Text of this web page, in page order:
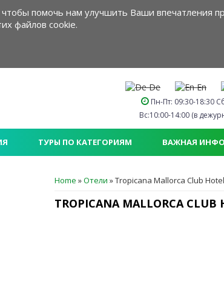
помочь нам улучшить Ваши впечатления
файлов cookie.
De En
Пн-Пт: 09:30-18:30
Вс:10:00-14:00 (в
ТУРЫ ПО КАТЕГОРИЯМ ВАЖНАЯ
ВЫ ЗДЕСЬ
Home »Отели »Tropicana Mallorca Club Hotel
TROPICANA MALLORCA CLUB